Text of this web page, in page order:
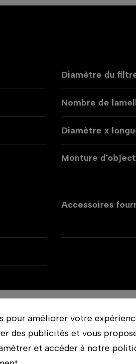
Diamètre du
Nombre de
Diamètre x
Monture
Accessoires
f/2.8 constante.
pour améliorer votre
des publicités et vous
et accéder à notre